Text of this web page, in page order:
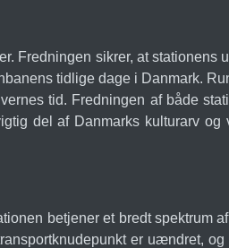
Fredningen sikrer, at
tidlige dage i Danmark.
tid. Fredningen af både
del af Danmarks kulturarv og
betjener et bredt spektrum
er uændret,